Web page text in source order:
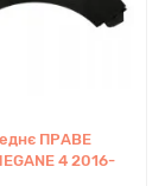
ПРАВЕ
4 2016-